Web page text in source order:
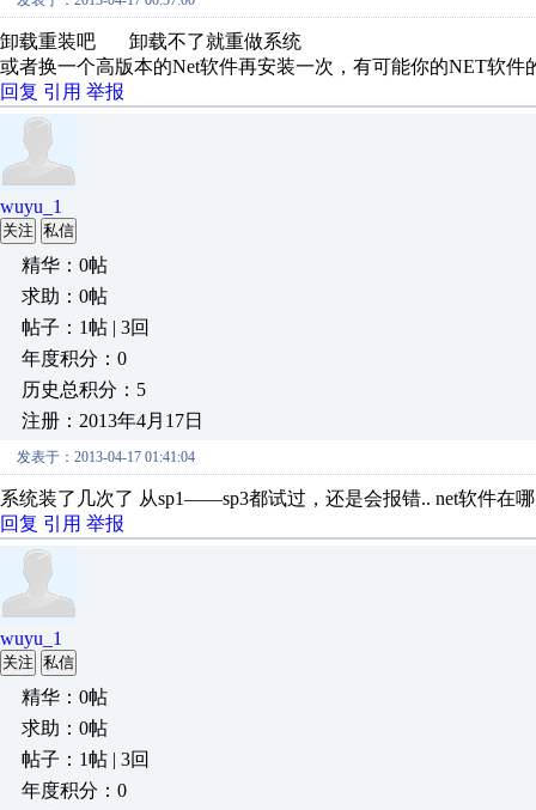
卸载重装吧 卸载不了就重做系统
或者换一个高版本的Net软件再安装一次，有可能你的NET软
回复 引用 举报
wuyu_1
关注 私信
精华：0帖
求助：0帖
帖子：1帖 | 3回
年度积分：0
历史总积分：5
注册：2013年4月17日
发表于：2013-04-17 01:41:04
系统装了几次了 从sp1——sp3都试过，还是会报错.. net软件在
回复 引用 举报
wuyu_1
关注 私信
精华：0帖
求助：0帖
帖子：1帖 | 3回
年度积分：0